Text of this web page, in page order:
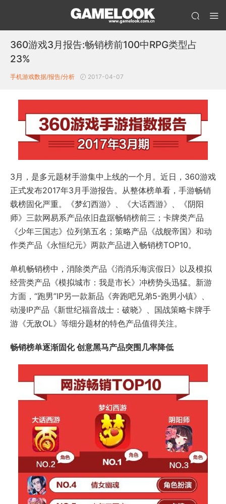
360游戏3月报告:畅销榜前100中RPG类型占
23%
手机游戏数据/报告/分析 2017-04-07
3月，是多元题材手游集中上线的一个月。近日，360游戏
正式发布2017年3月手游报告。从整体榜单看，手游畅销
载榜固化严重。《梦幻西游》、《大话西游》、《阴阳
师》三款网易系产品依旧盘踞畅销榜前三；卡牌类产品
《少年三国志》位列第五名；策略产品《战舰帝国》和动
作类产品《永恒纪元》两款产品进入畅销榜TOP10。
单机畅销榜中，消除类产品《消消乐海滨假日》以及模拟
经营类产品《模拟城市：我是市长》冲榜势头迅猛。新游
方面，“跑男”IP另一款新品《奔跑吧兄弟5-跑男小镇》、
动漫IP产品《新世纪福音战士：破晓》、国战策略卡牌手
游《无敌OL》等细分题材的特色产品值得关注。
畅销榜单逐渐固化 创意黑马产品突围几率降低